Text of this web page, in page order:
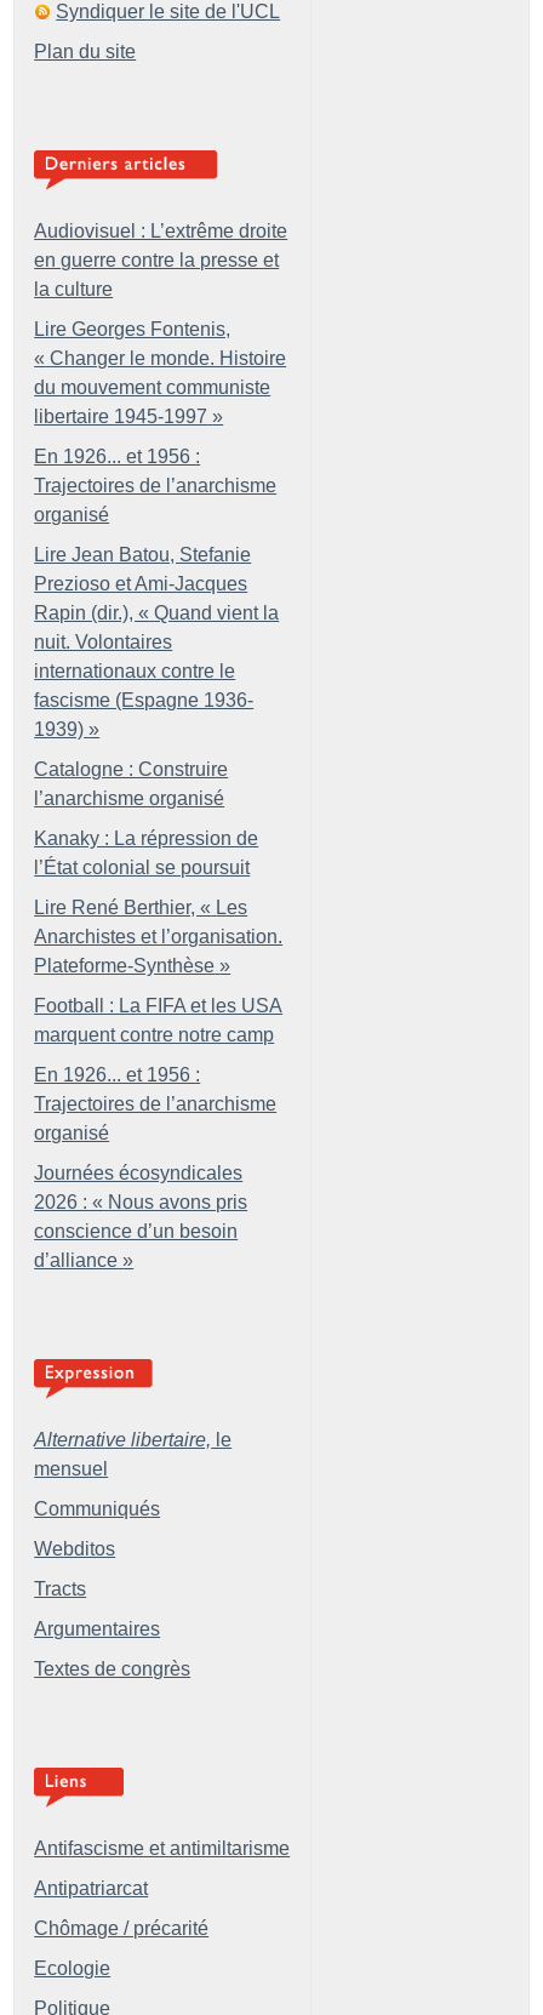
Syndiquer le site de l'UCL
Plan du site
Audiovisuel : L’extrême droite
en guerre contre la presse et
la culture
Lire Georges Fontenis,
« Changer le monde. Histoire
du mouvement communiste
libertaire 1945-1997 »
En 1926... et 1956 :
Trajectoires de l’anarchisme
organisé
Lire Jean Batou, Stefanie
Prezioso et Ami-Jacques
Rapin (dir.), « Quand vient la
nuit. Volontaires
internationaux contre le
fascisme (Espagne 1936-
1939) »
Catalogne : Construire
l’anarchisme organisé
Kanaky : La répression de
l’État colonial se poursuit
Lire René Berthier, « Les
Anarchistes et l’organisation.
Plateforme-Synthèse »
Football : La FIFA et les USA
marquent contre notre camp
En 1926... et 1956 :
Trajectoires de l’anarchisme
organisé
Journées écosyndicales
2026 : « Nous avons pris
conscience d’un besoin
d’alliance »
Alternative libertaire, le
mensuel
Communiqués
Webditos
Tracts
Argumentaires
Textes de congrès
Antifascisme et antimiltarisme
Antipatriarcat
Chômage / précarité
Ecologie
Politique